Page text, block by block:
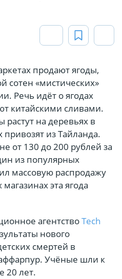
продают ягоды,
сотен «мистических»
Речь идёт о ягодах
китайскими сливами.
на деревьях в
из Тайланда.
от 130 до 200 рублей за
из популярных
массовую распродажу
эта ягода
агентствоTech
нового
смертей в
Учёные шли к
20 лет.